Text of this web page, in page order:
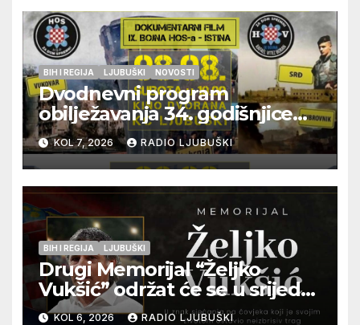
BIH I REGIJA LJUBUŠKI NOVOSTI
Dvodnevni program
obilježavanja 34. godišnjice
pogibije generala Blaža
Kraljevića i osmorice
pripadnika HOS-a
KOL 7, 2026 RADIO LJUBUŠKI
BIH I REGIJA LJUBUŠKI
Drugi Memorijal “Željko
Vukšić” održat će se u srijedu
12. kolovoza u Otoku
KOL 6, 2026 RADIO LJUBUŠKI